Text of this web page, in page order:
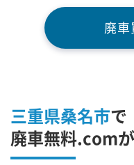
廃
三重県桑名市で
廃車無料.com